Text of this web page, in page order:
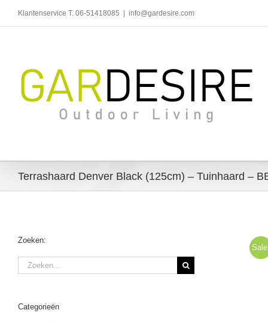
inhoud
Klantenservice T. 06-51418085 info@gardesire.com
Terrashaard Denver Black (125cm) – Tuinhaard –
Zoeken:
Zoeken
naar:
Categorieën